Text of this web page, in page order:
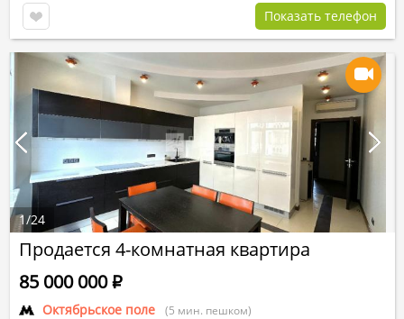
Показать телефон
Продается 4-комнатная квартира
Октябрьское поле (5 мин. пешком)
85 000 000Р
1/24